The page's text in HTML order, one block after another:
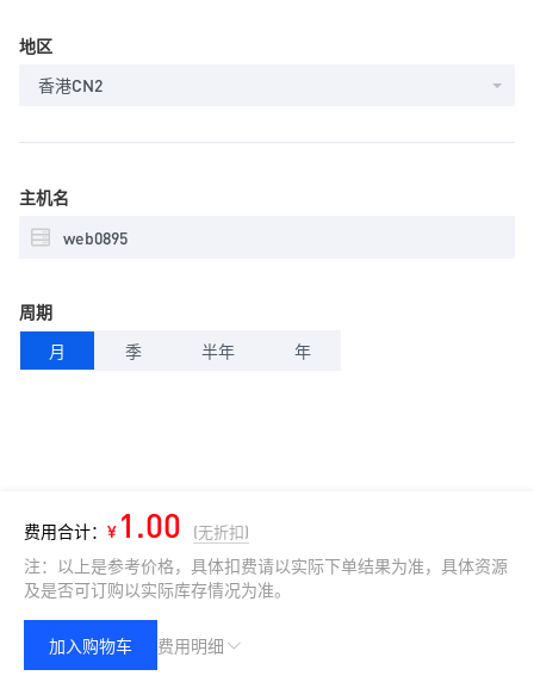
地区
香港CN2
主机名
周期
月
季 半年 年
费用合计： ¥ 1.00 (无折扣)
注：以上是参考价格，具体扣费请以实际下单结果为准，具体资源
及是否可订购以实际库存情况为准。
费用明细
加入购物车